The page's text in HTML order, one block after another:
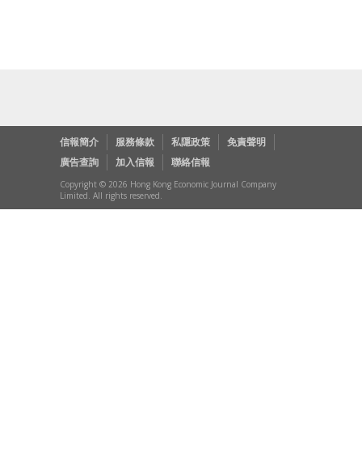
信報簡介 服務條款 私隱政策
免責聲明
廣告查詢
加入信報 聯絡信報
Copyright © 2026 Hong Kong Economic Journal Company
Limited. All rights reserved.